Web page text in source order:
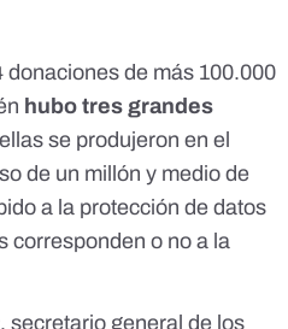
de más 100.000
hubo tres grandes
se produjeron en el
de un millón y medio de
a la protección de datos
corresponden o no a la
, secretario general de los